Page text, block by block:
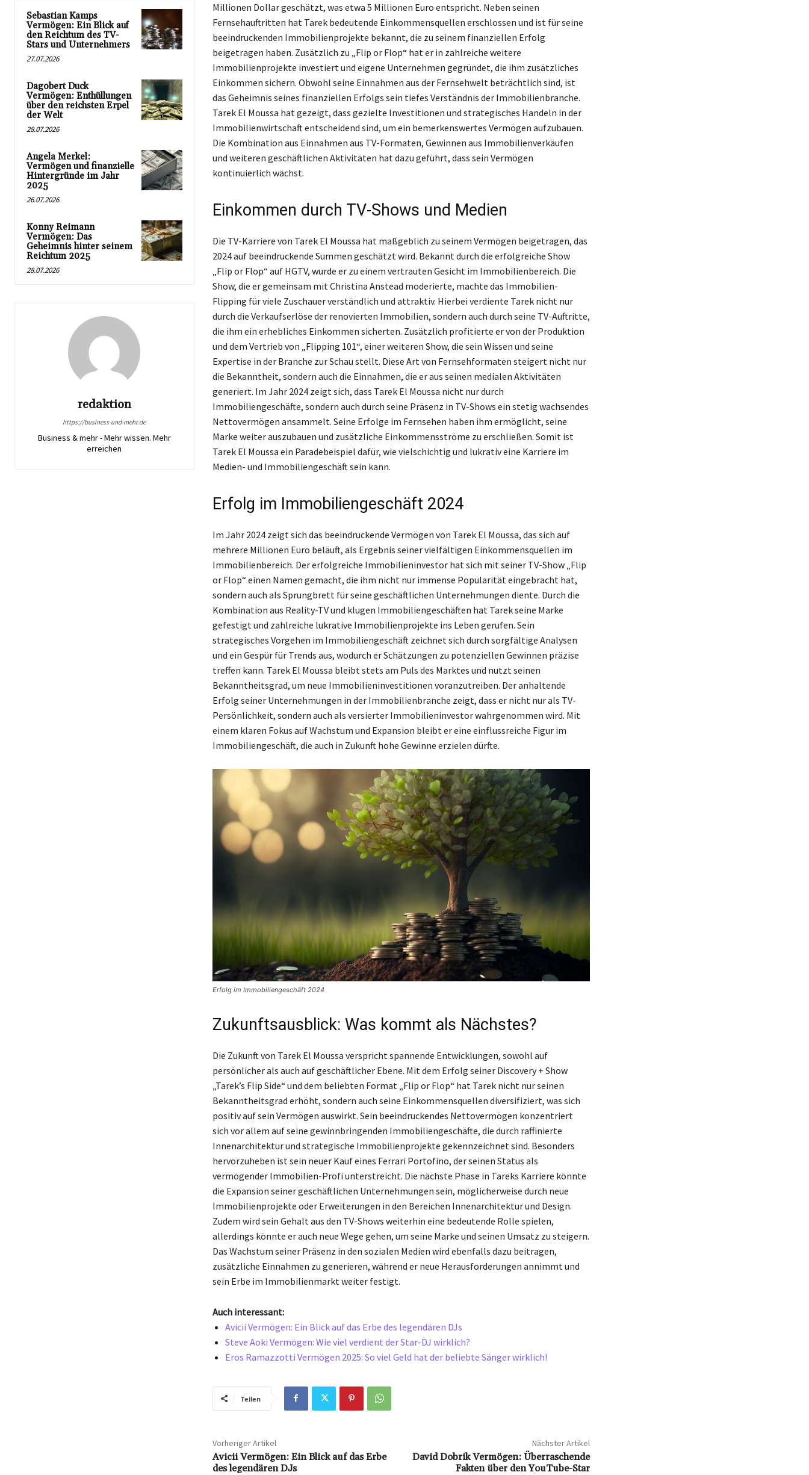
Sebastian Kamps
Vermögen: Ein Blick auf
den Reichtum des TV-
Stars und Unternehmers
27.07.2026
Dagobert Duck
Vermögen: Enthüllungen
über den reichsten Erpel
der Welt
28.07.2026
Angela Merkel:
Vermögen und finanzielle
Hintergründe im Jahr
2025
26.07.2026
Konny Reimann
Vermögen: Das
Geheimnis hinter seinem
Reichtum 2025
28.07.2026
redaktion
https://business-und-mehr.de
Business & mehr - Mehr wissen. Mehr
erreichen
Millionen Dollar geschätzt, was etwa 5 Millionen Euro entspricht. Neben seinen
Fernsehauftritten hat Tarek bedeutende Einkommensquellen erschlossen und ist für seine
beeindruckenden Immobilienprojekte bekannt, die zu seinem finanziellen Erfolg
beigetragen haben. Zusätzlich zu „Flip or Flop“ hat er in zahlreiche weitere
Immobilienprojekte investiert und eigene Unternehmen gegründet, die ihm zusätzliches
Einkommen sichern. Obwohl seine Einnahmen aus der Fernsehwelt beträchtlich sind, ist
das Geheimnis seines finanziellen Erfolgs sein tiefes Verständnis der Immobilienbranche.
Tarek El Moussa hat gezeigt, dass gezielte Investitionen und strategisches Handeln in der
Immobilienwirtschaft entscheidend sind, um ein bemerkenswertes Vermögen aufzubauen.
Die Kombination aus Einnahmen aus TV-Formaten, Gewinnen aus Immobilienverkäufen
und weiteren geschäftlichen Aktivitäten hat dazu geführt, dass sein Vermögen
kontinuierlich wächst.
Einkommen durch TV-Shows und Medien
Die TV-Karriere von Tarek El Moussa hat maßgeblich zu seinem Vermögen beigetragen, das
2024 auf beeindruckende Summen geschätzt wird. Bekannt durch die erfolgreiche Show
„Flip or Flop“ auf HGTV, wurde er zu einem vertrauten Gesicht im Immobilienbereich. Die
Show, die er gemeinsam mit Christina Anstead moderierte, machte das Immobilien-
Flipping für viele Zuschauer verständlich und attraktiv. Hierbei verdiente Tarek nicht nur
durch die Verkaufserlöse der renovierten Immobilien, sondern auch durch seine TV-Auftritte,
die ihm ein erhebliches Einkommen sicherten. Zusätzlich profitierte er von der Produktion
und dem Vertrieb von „Flipping 101“, einer weiteren Show, die sein Wissen und seine
Expertise in der Branche zur Schau stellt. Diese Art von Fernsehformaten steigert nicht nur
die Bekanntheit, sondern auch die Einnahmen, die er aus seinen medialen Aktivitäten
generiert. Im Jahr 2024 zeigt sich, dass Tarek El Moussa nicht nur durch
Immobiliengeschäfte, sondern auch durch seine Präsenz in TV-Shows ein stetig wachsendes
Nettovermögen ansammelt. Seine Erfolge im Fernsehen haben ihm ermöglicht, seine
Marke weiter auszubauen und zusätzliche Einkommensströme zu erschließen. Somit ist
Tarek El Moussa ein Paradebeispiel dafür, wie vielschichtig und lukrativ eine Karriere im
Medien- und Immobiliengeschäft sein kann.
Erfolg im Immobiliengeschäft 2024
Im Jahr 2024 zeigt sich das beeindruckende Vermögen von Tarek El Moussa, das sich auf
mehrere Millionen Euro beläuft, als Ergebnis seiner vielfältigen Einkommensquellen im
Immobilienbereich. Der erfolgreiche Immobilieninvestor hat sich mit seiner TV-Show „Flip
or Flop“ einen Namen gemacht, die ihm nicht nur immense Popularität eingebracht hat,
sondern auch als Sprungbrett für seine geschäftlichen Unternehmungen diente. Durch die
Kombination aus Reality-TV und klugen Immobiliengeschäften hat Tarek seine Marke
gefestigt und zahlreiche lukrative Immobilienprojekte ins Leben gerufen. Sein
strategisches Vorgehen im Immobiliengeschäft zeichnet sich durch sorgfältige Analysen
und ein Gespür für Trends aus, wodurch er Schätzungen zu potenziellen Gewinnen präzise
treffen kann. Tarek El Moussa bleibt stets am Puls des Marktes und nutzt seinen
Bekanntheitsgrad, um neue Immobilieninvestitionen voranzutreiben. Der anhaltende
Erfolg seiner Unternehmungen in der Immobilienbranche zeigt, dass er nicht nur als TV-
Persönlichkeit, sondern auch als versierter Immobilieninvestor wahrgenommen wird. Mit
einem klaren Fokus auf Wachstum und Expansion bleibt er eine einflussreiche Figur im
Immobiliengeschäft, die auch in Zukunft hohe Gewinne erzielen dürfte.
Erfolg im Immobiliengeschäft 2024
Zukunftsausblick: Was kommt als Nächstes?
Die Zukunft von Tarek El Moussa verspricht spannende Entwicklungen, sowohl auf
persönlicher als auch auf geschäftlicher Ebene. Mit dem Erfolg seiner Discovery + Show
„Tarek’s Flip Side“ und dem beliebten Format „Flip or Flop“ hat Tarek nicht nur seinen
Bekanntheitsgrad erhöht, sondern auch seine Einkommensquellen diversifiziert, was sich
positiv auf sein Vermögen auswirkt. Sein beeindruckendes Nettovermögen konzentriert
sich vor allem auf seine gewinnbringenden Immobiliengeschäfte, die durch raffinierte
Innenarchitektur und strategische Immobilienprojekte gekennzeichnet sind. Besonders
hervorzuheben ist sein neuer Kauf eines Ferrari Portofino, der seinen Status als
vermögender Immobilien-Profi unterstreicht. Die nächste Phase in Tareks Karriere könnte
die Expansion seiner geschäftlichen Unternehmungen sein, möglicherweise durch neue
Immobilienprojekte oder Erweiterungen in den Bereichen Innenarchitektur und Design.
Zudem wird sein Gehalt aus den TV-Shows weiterhin eine bedeutende Rolle spielen,
allerdings könnte er auch neue Wege gehen, um seine Marke und seinen Umsatz zu steigern.
Das Wachstum seiner Präsenz in den sozialen Medien wird ebenfalls dazu beitragen,
zusätzliche Einnahmen zu generieren, während er neue Herausforderungen annimmt und
sein Erbe im Immobilienmarkt weiter festigt.
Auch interessant:
Avicii Vermögen: Ein Blick auf das Erbe des legendären DJs
Steve Aoki Vermögen: Wie viel verdient der Star-DJ wirklich?
Eros Ramazzotti Vermögen 2025: So viel Geld hat der beliebte Sänger wirklich!
Teilen
Vorheriger Artikel
Avicii Vermögen: Ein Blick auf das Erbe
des legendären DJs
Nächster Artikel
David Dobrik Vermögen: Überraschende
Fakten über den YouTube-Star